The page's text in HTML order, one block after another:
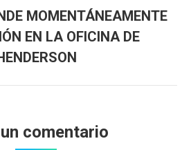
Next
post:
MOMENTÁNEAMENTE
EN LA OFICINA DE
comentario